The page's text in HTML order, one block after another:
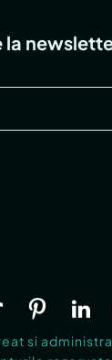
si